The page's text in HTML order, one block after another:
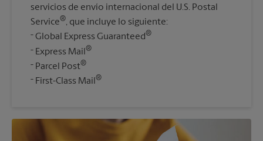
servicios de envío internacional del U.S. Postal
Service®, que incluye lo siguiente:
Global Express Guaranteed®
Express Mail ®
Parcel Post®
First-Class Mail®